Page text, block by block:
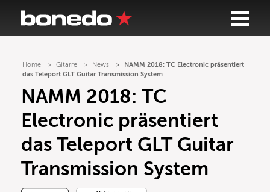
Home Gitarre News
NAMM 2018: TC Electronic präsentiert
das Teleport GLT Guitar Transmission System
NAMM 2018: TC
Electronic präsentiert
das Teleport GLT Guitar
Transmission System